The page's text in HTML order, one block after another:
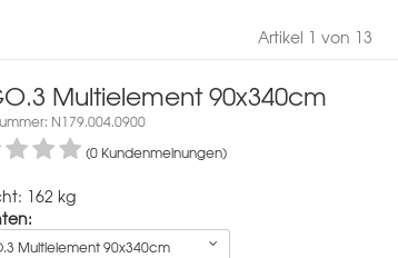
Artikel 1 von 13
Multielement 90x340cm
N179.004.0900
(0 Kundenmeinungen)
162 kg
Multielement 90x340cm